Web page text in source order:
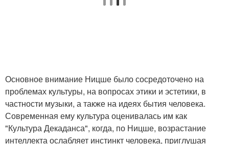
Основное внимание Ницше было сосредоточено на
проблемах культуры, на вопросах этики и эстетики, в
частности музыки, а также на идеях бытия человека.
Современная ему культура оценивалась им как
"Культура Декаданса", когда, по Ницше, возрастание
интеллекта ослабляет инстинкт человека, приглушая